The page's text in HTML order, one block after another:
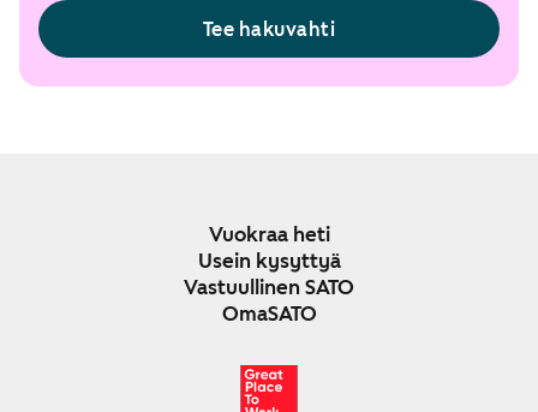
Tee hakuvahti
Vuokraa heti
Usein kysyttyä
Vastuullinen SATO
OmaSATO